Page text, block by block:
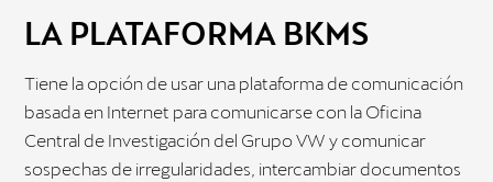
LA PLATAFORMA BKMS
Tiene la opción de usar una plataforma de comunicación
basada en Internet para comunicarse con la Oficina
Central de Investigación del Grupo VW y comunicar
sospechas de irregularidades, intercambiar documentos